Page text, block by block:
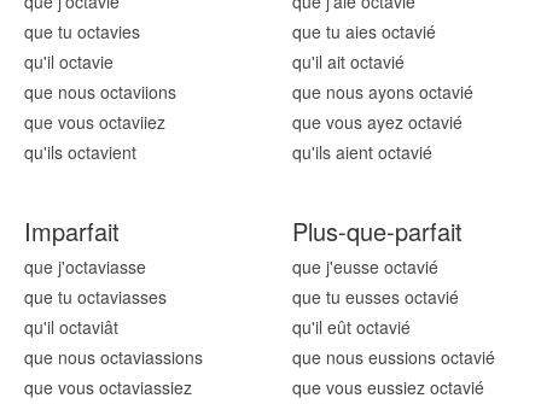
que tu octavies
qu'il octavie
que nous octaviions
que vous octaviiez
qu'ils octavient
que tu aies octavié
qu'il ait octavié
que nous ayons octavié
que vous ayez octavié
qu'ils aient octavié
Imparfait
que j'octaviasse
que tu octaviasses
qu'il octaviât
que nous octaviassions
que vous octaviassiez
Plus-que-parfait
que j'eusse octavié
que tu eusses octavié
qu'il eût octavié
que nous eussions octavié
que vous eussiez octavié